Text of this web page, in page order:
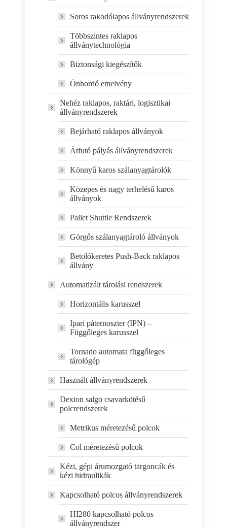
Soros rakodólapos állványrendszerek
Többszintes raklapos
állványtechnológia
Biztonsági kiegészítők
Önhordó emelvény
Nehéz raklapos, raktári, logisztikai
állványrendszerek
Bejárható raklapos állványok
Átfutó pályás állványrendszerek
Könnyű karos szálanyagtárolók
Közepes és nagy terhelésű karos
állványok
Pallet Shuttle Rendszerek
Görgős szálanyagtároló állványok
Betolókeretes Push-Back raklapos
állvány
Automatizált tárolási rendszerek
Horizontális karusszel
Ipari páternoszter (IPN) –
Függőleges karusszel
Tornado automata függőleges
tárológép
Használt állványrendszerek
Dexion salgo csavarkötésű
polcrendszerek
Metrikus méretezésű polcok
Col méretezésű polcok
Kézi, gépi árumozgató targoncák és
kézi hidraulikák
Kapcsolható polcos állványrendszerek
HI280 kapcsolható polcos
állványrendszer